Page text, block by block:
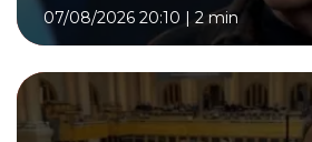
07/08/2026 20:10 | 2 min